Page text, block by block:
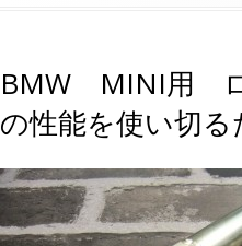
BMW MINI用 ロ
の性能を使い切る